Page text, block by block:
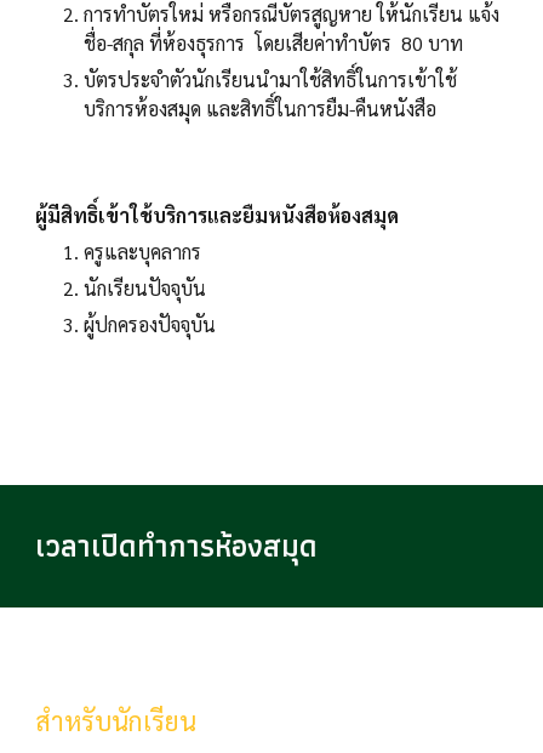
การทำบัตรใหม่ หรือกรณีบัตรสูญหาย ให้นักเรียน แจ้ง
ชื่อ-สกุล ที่ห้องธุรการ โดยเสียค่าทำบัตร 80 บาท
บัตรประจำตัวนักเรียนนำมาใช้สิทธิ์ในการเข้าใช้
บริการห้องสมุด และสิทธิ์ในการยืม-คืนหนังสือ
ผู้มีสิทธิ์เข้าใช้บริการและยืมหนังสือห้องสมุด
ครูและบุคลากร
นักเรียนปัจจุบัน
ผู้ปกครองปัจจุบัน
เวลาเปิดทำการห้องสมุด
สำหรับนักเรียน